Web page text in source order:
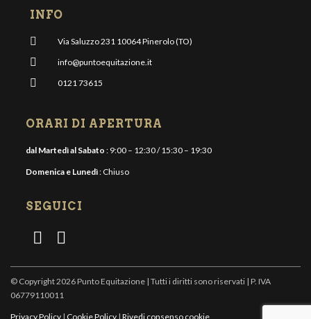
INFO
Via Saluzzo 231 10064 Pinerolo (TO)
info@puntoequitazione.it
0121 73615
ORARI DI APERTURA
dal Martedì al Sabato : 9:00 – 12:30 / 15:30 – 19:30
Domenica e Lunedì: Chiuso
SEGUICI
© Copyright 2026 Punto Equitazione | Tutti i diritti sono riservati | P. IVA
06779110011
Privacy Policy | Cookie Policy | Rivedi consenso cookie